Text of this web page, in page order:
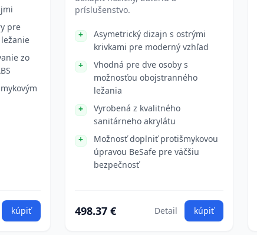
pre
zo
kúpiť
príslušenstvo.
Asymetrický dizajn s ostrými
krivkami pre moderný vzhľad
Vhodná pre dve osoby s
možnosťou obojstranného
ležania
Vyrobená z kvalitného
sanitárneho akrylátu
Možnosť doplniť protišmykovou
úpravou BeSafe pre väčšiu
bezpečnosť
498.37 € Detail kúpiť